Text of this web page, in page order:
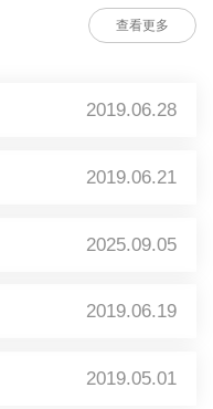
查看更多
2019.06.28
2019.06.21
2025.09.05
2019.06.19
2019.05.01